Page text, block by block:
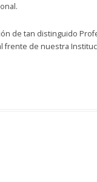
de tan distinguido
frente de nuestra